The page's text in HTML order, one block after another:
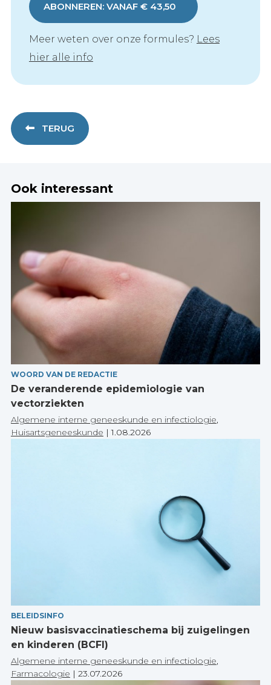
ABONNEREN: VANAF € 43,50
Meer weten over onze formules? Lees
hier alle info
TERUG
Ook interessant
WOORD VAN DE REDACTIE
De veranderende epidemiologie van
vectorziekten
Algemene interne geneeskunde en infectiologie,
Huisartsgeneeskunde |1.08.2026
BELEIDSINFO
Nieuw basisvaccinatieschema bij zuigelingen
en kinderen (BCFI)
Algemene interne geneeskunde en infectiologie,
Farmacologie | 23.07.2026